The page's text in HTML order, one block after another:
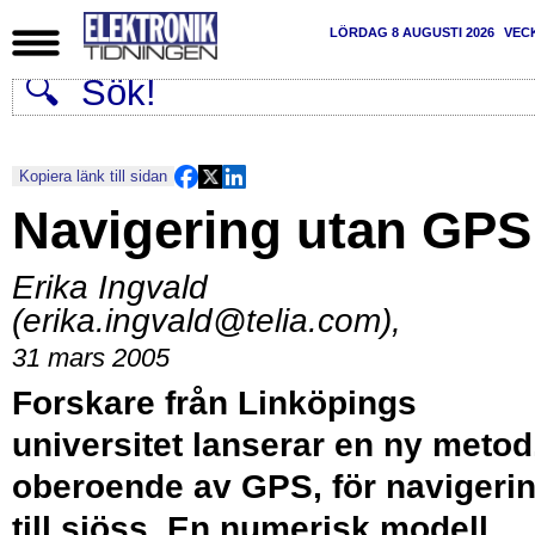
LÖRDAG 8 AUGUSTI 2026
Kopiera länk till sidan
Navigering utan GPS
Erika Ingvald
(erika.ingvald@telia.com),
31 mars 2005
Forskare från Linköpings
universitet lanserar en ny
oberoende av GPS, för